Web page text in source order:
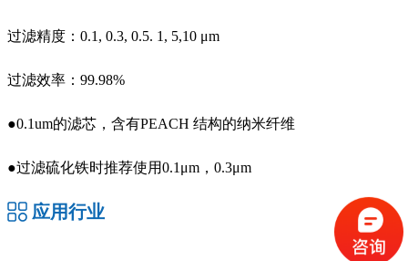
过滤精度：0.1, 0.3, 0.5. 1, 5,10 μm
过滤效率：99.98%
●0.1um的滤芯，含有PEACH 结构的纳米纤维
●过滤硫化铁时推荐使用0.1μm，0.3μm
应用行业